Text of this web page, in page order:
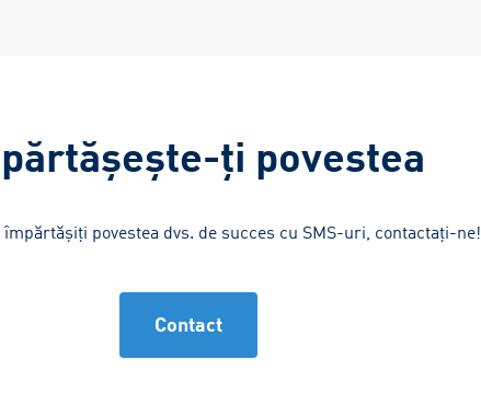
ți povestea
împărtășiți povestea dvs. de succes cu SMS-uri, contactați-ne!
Contact